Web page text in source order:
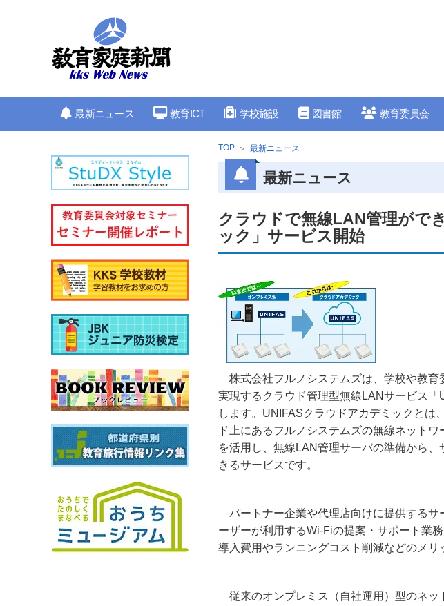
最新ニュース 教育ICT 学校施設 図書館 教育委員会
TOP 最新ニュース
最新ニュース
クラウドで無線LAN管理がで
ック」サービス開始
株式会社フルノシステムズは、学校や教
実現するクラウド管理型無線 LANサービス「
します。 UNIFASクラウドアカデミックとは
ド上にあるフルノシステムズの無線ネットワ
を活用し、無線 LAN管理サーバの準備から、
きるサービスです。
パートナー企業や代理店向けに提供する
ーザーが利用するWi-Fiの提案・サポート業
導入費用やランニングコスト削減などのメリ
従来のオンプレミス（自社運用）型のネ